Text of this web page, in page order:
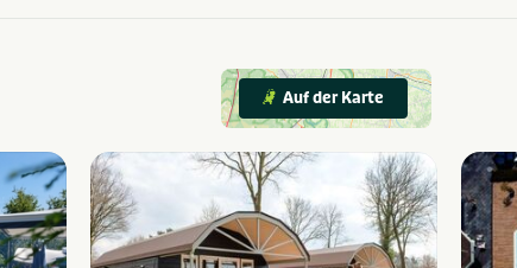
Auf der Karte